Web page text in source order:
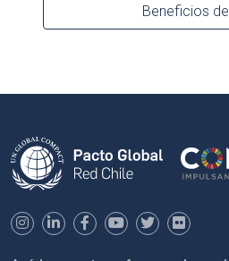
Beneficios